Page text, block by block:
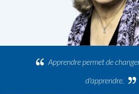
Apprendre permet de
d'apprendre.